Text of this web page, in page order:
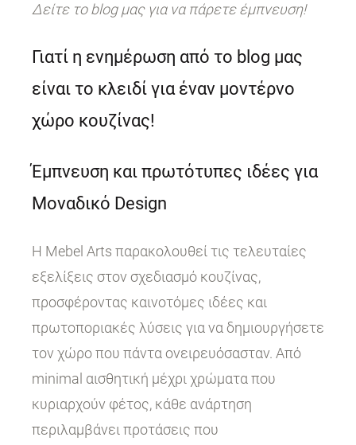
Δείτε το blog μας για να πάρετε έμπνευση!
Γιατί η ενημέρωση από το blog μας
είναι το κλειδί για έναν μοντέρνο
χώρο κουζίνας!
Έμπνευση και πρωτότυπες ιδέες για
Μοναδικό Design
Η Mebel Arts παρακολουθεί τις τελευταίες
εξελίξεις στον σχεδιασμό κουζίνας,
προσφέροντας καινοτόμες ιδέες και
πρωτοποριακές λύσεις για να δημιουργήσετε
τον χώρο που πάντα ονειρευόσασταν. Από
minimal αισθητική μέχρι χρώματα που
κυριαρχούν φέτος, κάθε ανάρτηση
περιλαμβάνει προτάσεις που